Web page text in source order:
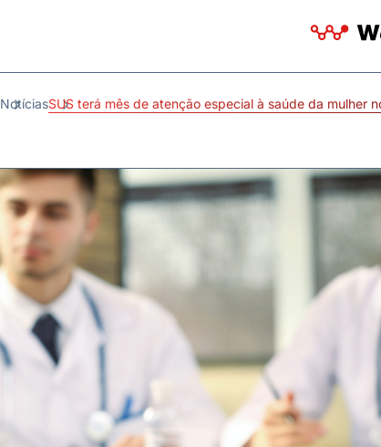
NotíciasSUS terá mês de atenção especial à saúde da mulher